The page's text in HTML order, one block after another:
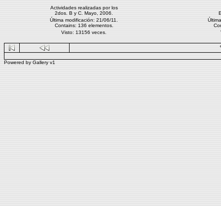
Actividades realizadas por los
2dos. B y C. Mayo, 2006.
Última modificación: 21/06/11.
Contains: 136 elementos.
Visto: 13156 veces.
Powered by Gallery v1